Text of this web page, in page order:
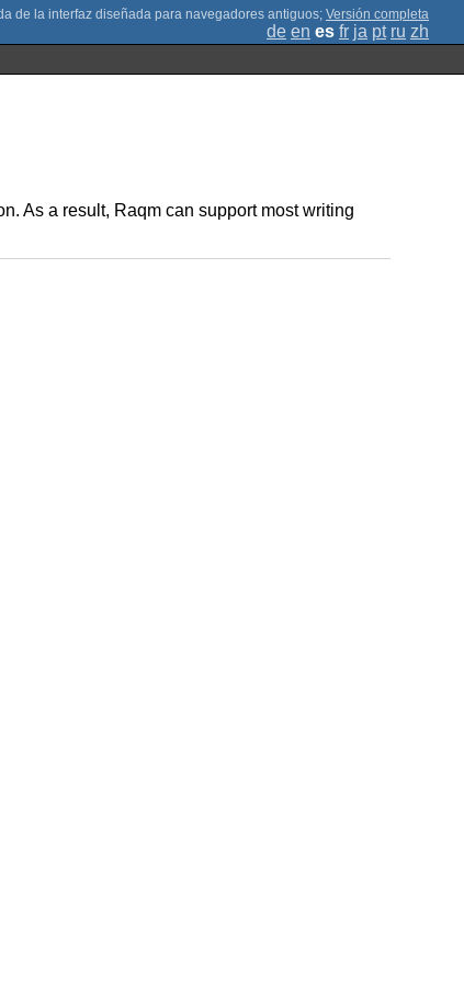
; Versión completa
de en es fr ja pt ru zh
As a result, Raqm can support most writing